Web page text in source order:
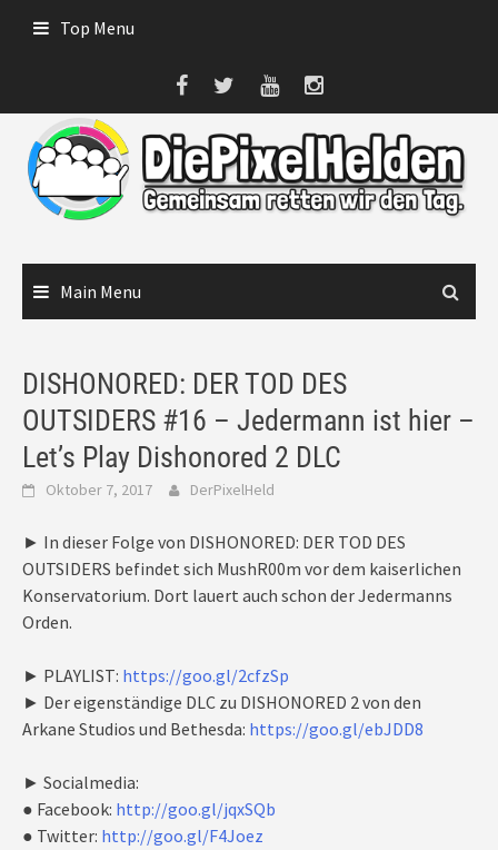
Top Menu
Main Menu
DISHONORED: DER TOD DES
OUTSIDERS #16 – Jedermann ist hier –
Let’s Play Dishonored 2 DLC
Oktober 7, 2017 DerPixelHeld
► In dieser Folge von DISHONORED: DER TOD DES
OUTSIDERS befindet sich MushR00m vor dem kaiserlichen
Konservatorium. Dort lauert auch schon der Jedermanns
Orden.
► PLAYLIST: https://goo.gl/2cfzSp
► Der eigenständige DLC zu DISHONORED 2 von den
Arkane Studios und Bethesda: https://goo.gl/ebJDD8
► Socialmedia:
● Facebook: http://goo.gl/jqxSQb
● Twitter: http://goo.gl/F4Joez